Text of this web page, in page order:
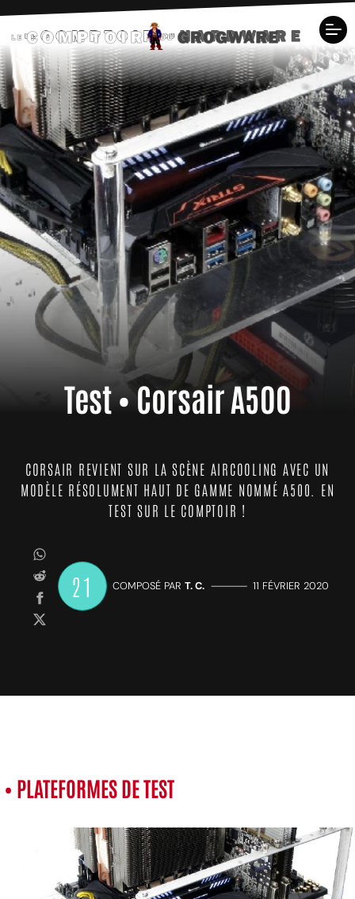
Test • Corsair A500
CORSAIR REVIENT SUR LA SCÈNE AIRCOOLING AVEC UN
MODÈLE RÉSOLUMENT HAUT DE GAMME NOMMÉ A500. EN
TEST SUR LE COMPTOIR !
21 COMPOSÉ PAR T. C. ————— 11 FÉVRIER 2020
• PLATEFORMES DE TEST